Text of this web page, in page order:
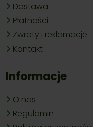
Dostawa
Płatności
Zwroty i reklamacje
Kontakt
Informacje
O nas
Regulamin